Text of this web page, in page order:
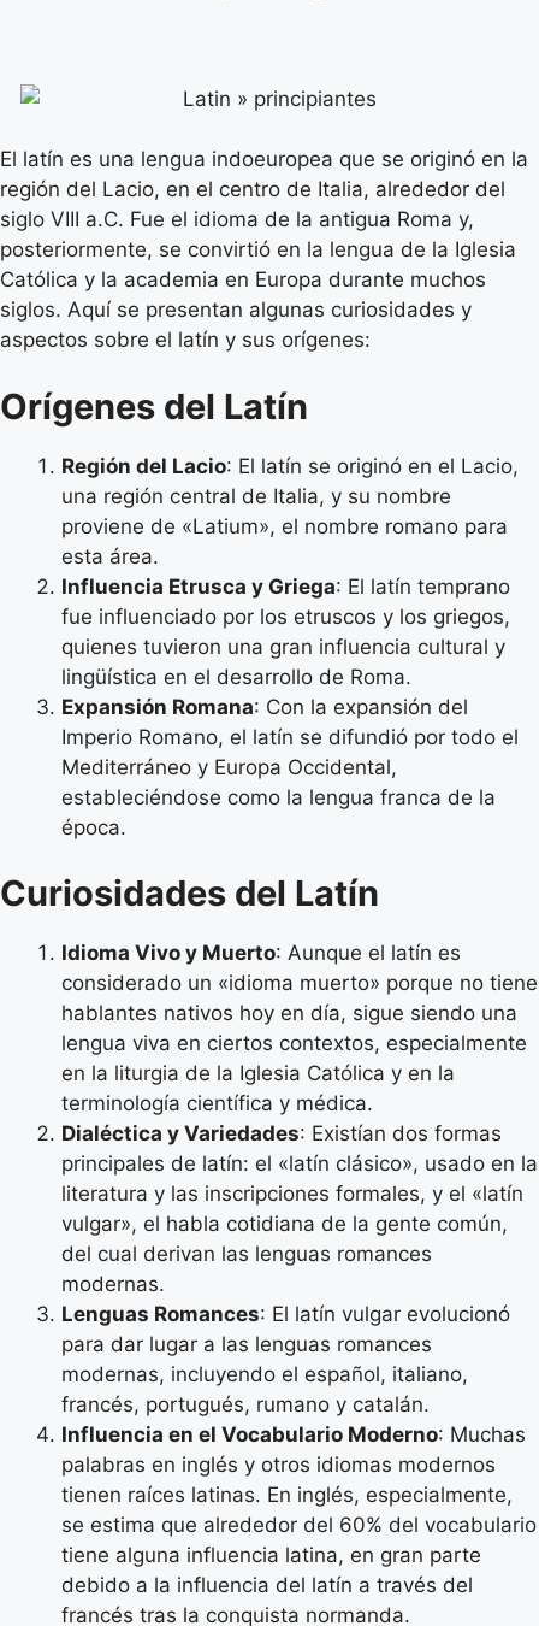
El latín es una lengua indoeuropea que se originó en la
región del Lacio, en el centro de Italia, alrededor del
siglo VIII a.C. Fue el idioma de la antigua Roma y,
posteriormente, se convirtió en la lengua de la Iglesia
Católica y la academia en Europa durante muchos
siglos. Aquí se presentan algunas curiosidades y
aspectos sobre el latín y sus orígenes:
Orígenes del Latín
Región del Lacio: El latín se originó en el Lacio,
una región central de Italia, y su nombre
proviene de «Latium», el nombre romano para
esta área.
Influencia Etrusca y Griega: El latín temprano
fue influenciado por los etruscos y los griegos,
quienes tuvieron una gran influencia cultural y
lingüística en el desarrollo de Roma.
Expansión Romana: Con la expansión del
Imperio Romano, el latín se difundió por todo el
Mediterráneo y Europa Occidental,
estableciéndose como la lengua franca de la
época.
Curiosidades del Latín
Idioma Vivo y Muerto: Aunque el latín es
considerado un «idioma muerto» porque no tiene
hablantes nativos hoy en día, sigue siendo una
lengua viva en ciertos contextos, especialmente
en la liturgia de la Iglesia Católica y en la
terminología científica y médica.
Dialéctica y Variedades: Existían dos formas
principales de latín: el «latín clásico», usado en la
literatura y las inscripciones formales, y el «latín
vulgar», el habla cotidiana de la gente común,
del cual derivan las lenguas romances
modernas.
Lenguas Romances: El latín vulgar evolucionó
para dar lugar a las lenguas romances
modernas, incluyendo el español, italiano,
francés, portugués, rumano y catalán.
Influencia en el Vocabulario Moderno: Muchas
palabras en inglés y otros idiomas modernos
tienen raíces latinas. En inglés, especialmente,
se estima que alrededor del 60% del vocabulario
tiene alguna influencia latina, en gran parte
debido a la influencia del latín a través del
francés tras la conquista normanda.